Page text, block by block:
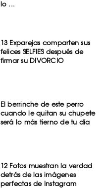
lo ...
13 Exparejas comparten sus
felices SELFIES después de
firmar su DIVORCIO
El berrinche de este perro
cuando le quitan su chupete
será lo más tierno de tu día
12 Fotos muestran la verdad
detrás de las imágenes
perfectas de Instagram